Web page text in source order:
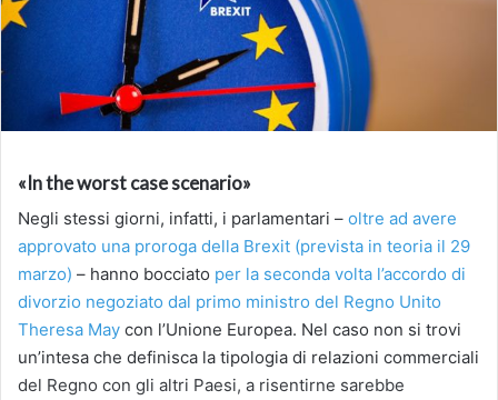
«In the worst case scenario»
Negli stessi giorni, infatti, i parlamentari – oltre ad avere
approvato una proroga della Brexit (prevista in teoria il 29
marzo) – hanno bocciato per la seconda volta l’accordo di
divorzio negoziato dal primo ministro del Regno Unito
Theresa May con l’Unione Europea. Nel caso non si trovi
un’intesa che definisca la tipologia di relazioni commerciali
del Regno con gli altri Paesi, a risentirne sarebbe